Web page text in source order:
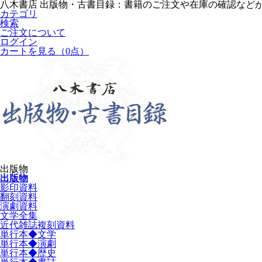
八木書店 出版物・古書目録：書籍のご注文や在庫の確認など
カテゴリ
検索
ご注文について
ログイン
カートを見る
（0点）
出版物
出版物
影印資料
翻刻資料
演劇資料
文学全集
近代雑誌複刻資料
単行本◆文学
単行本◆演劇
単行本◆歴史